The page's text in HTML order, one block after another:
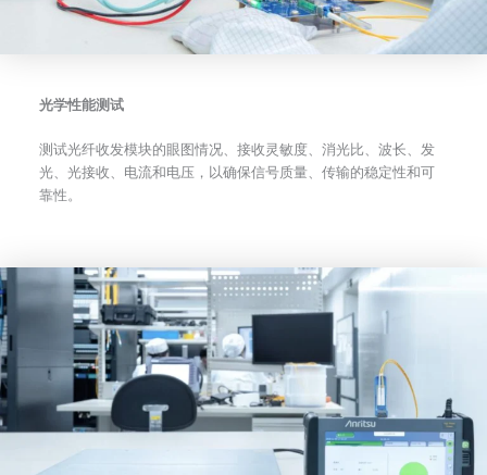
光学性能测试
测试光纤收发模块的眼图情况、接收灵敏度、消光比、波长、发
光、光接收、电流和电压，以确保信号质量、传输的稳定性和可
靠性。